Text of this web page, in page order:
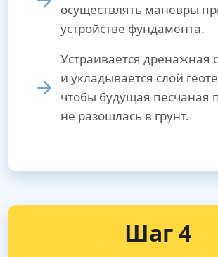
осуществлять маневры
устройстве фундамента.
Устраивается дренажная
и укладывается слой
чтобы будущая песчаная
не разошлась в грунт.
Шаг 4